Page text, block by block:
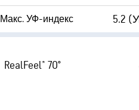
Макс. УФ-индекс 5.2
Index™
Облачность
RealFeel® 70°